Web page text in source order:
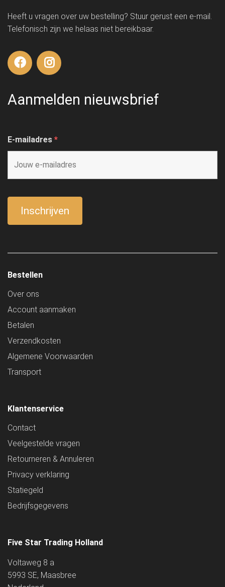
Heeft u vragen over uw bestelling? Stuur gerust een e-mail.
Telefonisch zijn we helaas niet bereikbaar.
Aanmelden nieuwsbrief
E-mailadres *
Bestellen
Over ons
Account aanmaken
Betalen
Verzendkosten
Algemene Voorwaarden
Transport
Klantenservice
Contact
Veelgestelde vragen
Retourneren & Annuleren
Privacy verklaring
Statiegeld
Bedrijfsgegevens
Five Star Trading Holland
Voltaweg 8 a
5993 SE, Maasbree